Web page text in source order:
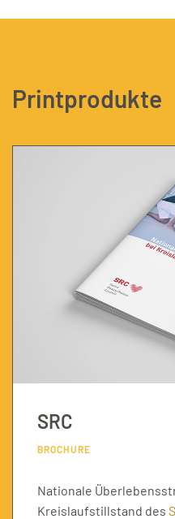
Printprodukte
SRC
BROCHURE
Nationale
Kreislaufstillstand des